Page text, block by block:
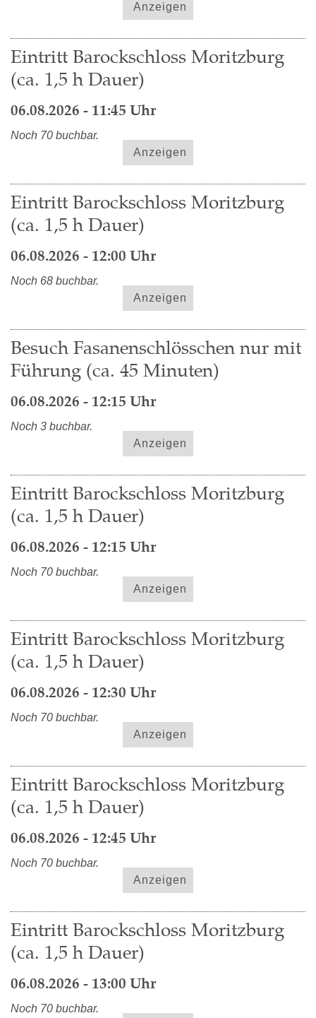
Anzeigen
Eintritt Barockschloss Moritzburg
(ca. 1,5 h Dauer)
06.08.2026 - 11:45 Uhr
Noch 70 buchbar.
Anzeigen
Eintritt Barockschloss Moritzburg
(ca. 1,5 h Dauer)
06.08.2026 - 12:00 Uhr
Noch 68 buchbar.
Anzeigen
Besuch Fasanenschlösschen nur mit
Führung (ca. 45 Minuten)
06.08.2026 - 12:15 Uhr
Noch 3 buchbar.
Anzeigen
Eintritt Barockschloss Moritzburg
(ca. 1,5 h Dauer)
06.08.2026 - 12:15 Uhr
Noch 70 buchbar.
Anzeigen
Eintritt Barockschloss Moritzburg
(ca. 1,5 h Dauer)
06.08.2026 - 12:30 Uhr
Noch 70 buchbar.
Anzeigen
Eintritt Barockschloss Moritzburg
(ca. 1,5 h Dauer)
06.08.2026 - 12:45 Uhr
Noch 70 buchbar.
Anzeigen
Eintritt Barockschloss Moritzburg
(ca. 1,5 h Dauer)
06.08.2026 - 13:00 Uhr
Noch 70 buchbar.